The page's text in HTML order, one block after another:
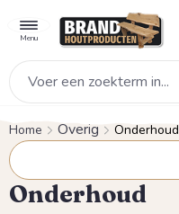
Menu
Home Overig Onderhoud
Onderhoud